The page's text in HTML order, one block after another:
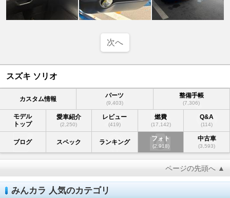
次へ
スズキ ソリオ
カスタム情報 パーツ
(9,403)
整備手帳
(7,306)
モデル
トップ
愛車紹介
(2,250)
レビュー
(419)
燃費
(17,142)
Q&A
(114)
ブログ スペック ランキング フォト
(2,918)
中古車
(3,593)
ページの先頭へ ▲
みんカラ 人気のカテゴリ